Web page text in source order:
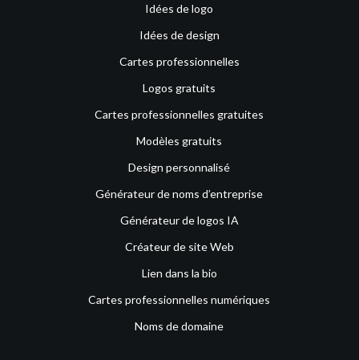
Idées de logo
Idées de design
Cartes professionnelles
Logos gratuits
Cartes professionnelles gratuites
Modèles gratuits
Design personnalisé
Générateur de noms d’entreprise
Générateur de logos IA
Créateur de site Web
Lien dans la bio
Cartes professionnelles numériques
Noms de domaine